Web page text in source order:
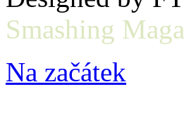
Smashing
Na začátek